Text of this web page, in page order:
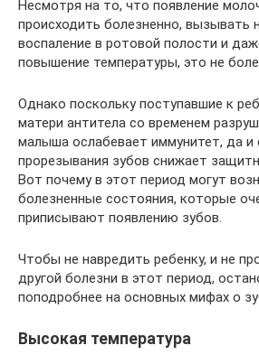
Несмотря на то, что появление
происходить болезненно, вызывать
воспаление в ротовой полости и
повышение температуры, это не
Однако поскольку поступавшие к
матери антитела со временем
малыша ослабевает иммунитет, да и
прорезывания зубов снижает
Вот почему в этот период могут
болезненные состояния, которые
приписывают появлению зубов.
Чтобы не навредить ребенку, и не
другой болезни в этот период,
поподробнее на основных мифах о
Высокая температура